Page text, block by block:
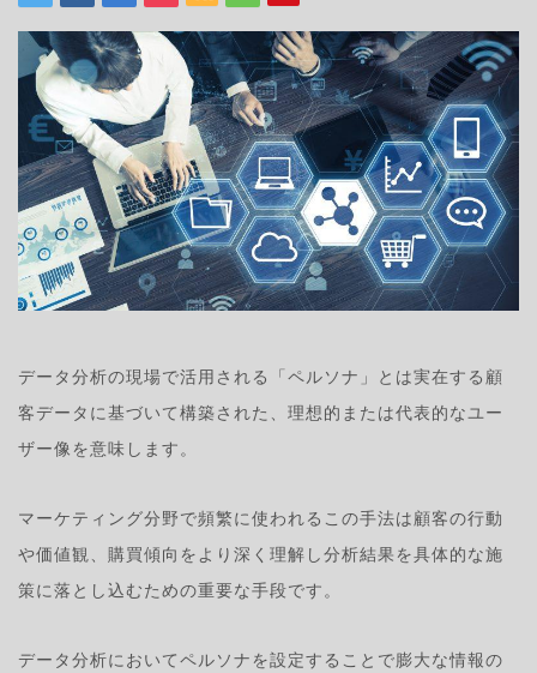
データ分析の現場で活用される「ペルソナ」とは実在する顧
客データに基づいて構築された、理想的または代表的なユー
ザー像を意味します。
マーケティング分野で頻繁に使われるこの手法は顧客の行動
や価値観、購買傾向をより深く理解し分析結果を具体的な施
策に落とし込むための重要な手段です。
データ分析においてペルソナを設定することで膨大な情報の